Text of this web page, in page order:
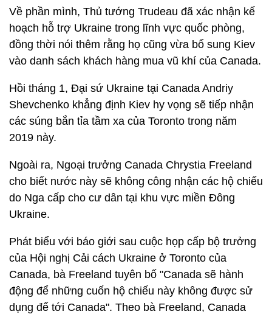
Về phần mình, Thủ tướng Trudeau đã xác nhận kế
hoạch hỗ trợ Ukraine trong lĩnh vực quốc phòng,
đồng thời nói thêm rằng họ cũng vừa bổ sung Kiev
vào danh sách khách hàng mua vũ khí của Canada.
Hồi tháng 1, Đại sứ Ukraine tại Canada Andriy
Shevchenko khẳng định Kiev hy vọng sẽ tiếp nhận
các súng bắn tỉa tầm xa của Toronto trong năm
2019 này.
Ngoài ra, Ngoại trưởng Canada Chrystia Freeland
cho biết nước này sẽ không công nhận các hộ chiếu
do Nga cấp cho cư dân tại khu vực miền Đông
Ukraine.
Phát biểu với báo giới sau cuộc họp cấp bộ trưởng
của Hội nghị Cải cách Ukraine ở Toronto của
Canada, bà Freeland tuyên bố "Canada sẽ hành
động để những cuốn hộ chiếu này không được sử
dụng để tới Canada". Theo bà Freeland, Canada